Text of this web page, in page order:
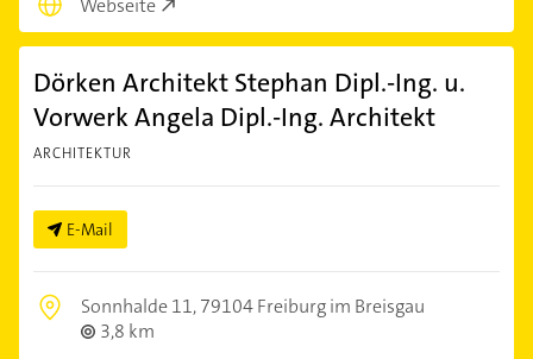
Webseite
Dörken Architekt Stephan Dipl.-Ing. u.
Vorwerk Angela Dipl.-Ing. Architekt
ARCHITEKTUR
E-Mail
Sonnhalde 11,79104 Freiburg im Breisgau
3,8 km